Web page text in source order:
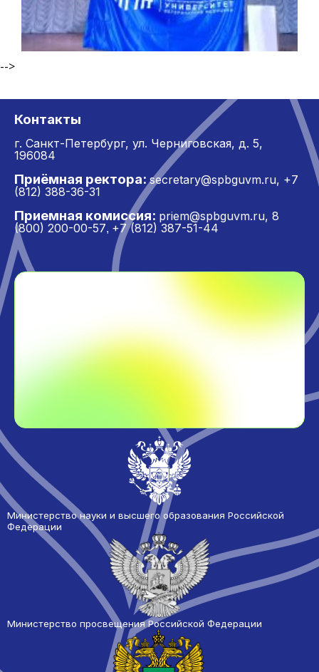
-->
Контакты
г. Санкт-Петербург, ул. Черниговская, д. 5,
196084
Приёмная ректора: secretary@spbguvm.ru, +7
(812) 388-36-31
Приемная комиссия: priem@spbguvm.ru, 8
(800) 200-00-57, +7 (812) 387-51-44
Министерство науки и высшего образования Российской
Федерации
Министерство просвещения Российской Федерации